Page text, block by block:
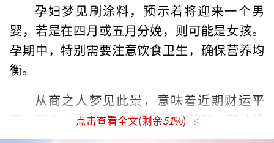
孕妇梦见刷涂料，预示着将迎来一个男
婴，若是在四月或五月分娩，则可能是女孩。
孕期中，特别需要注意饮食卫生，确保营养均
衡。
从商之人梦见此景，意味着近期财运平
平，不宜大举投资，宜采取保守策略，静待投
资良机。
点击查看全文(剩余51%)